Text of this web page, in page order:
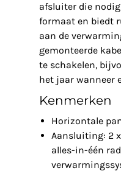
afsluiter die
formaat en biedt
aan de
gemonteerde
te schakelen,
het jaar wanneer
Kenmerken
Horizontale
Aansluiting: 2
alles-in-één